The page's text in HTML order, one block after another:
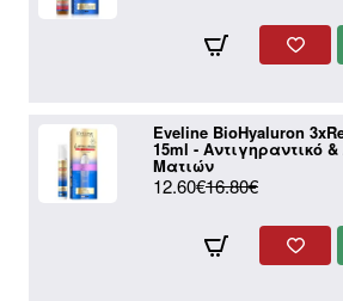
Eveline BioHyaluron
15ml - Αντιγηραντικό
Ματιών
12.60€16.80€